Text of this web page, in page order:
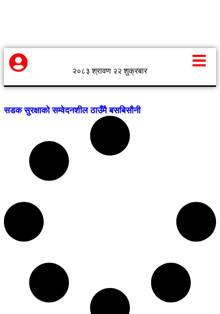
२०८३ श्रावण २२ शुक्रबार
सडक सुरक्षाको सम्वेदनशील ठाउँमै बसबिसौनी